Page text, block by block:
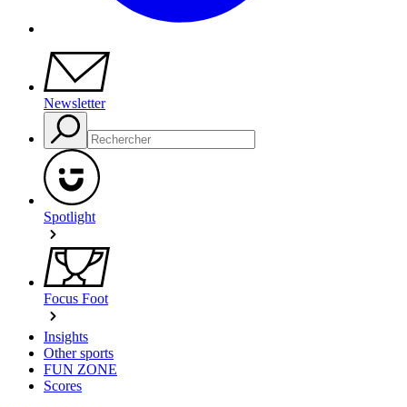
Newsletter
Spotlight
Focus Foot
Insights
Other sports
FUN ZONE
Scores